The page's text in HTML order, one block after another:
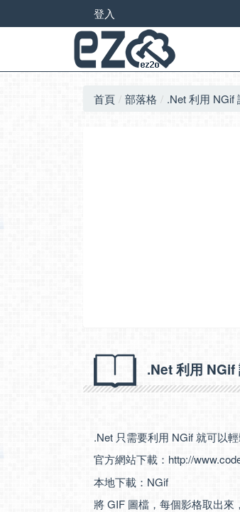
登入
首頁 部落格 .Net 利用 NGif
.Net 利用 NGif
.Net 只需要利用 NGif 就可以
官方網站下載： http://
本地下載： NGif
將 GIF 圖檔，每個影格取出來